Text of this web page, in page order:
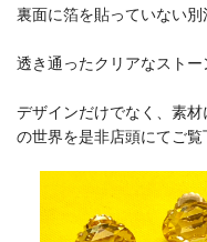
裏面に箔を貼っていない別
透き通ったクリアなストー
デザインだけでなく、素
の世界を是非店頭にてご覧